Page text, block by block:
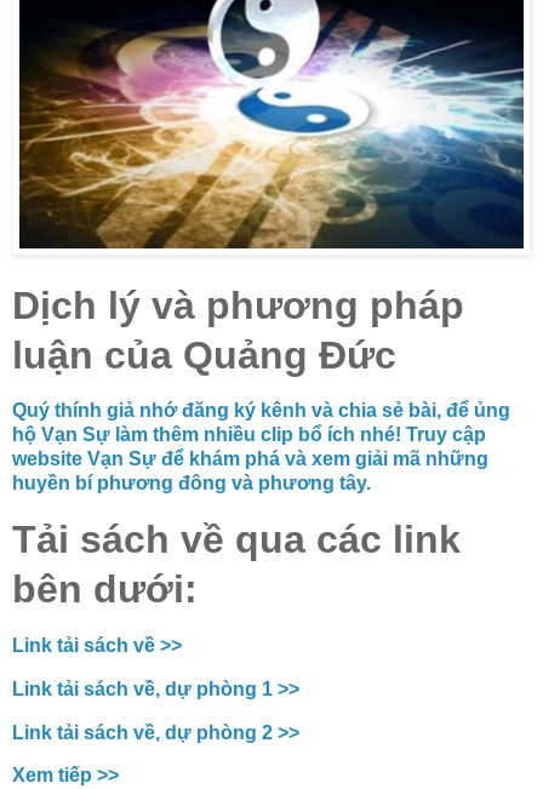
Dịch lý và phương pháp
luận của Quảng Đức
Quý thính giả nhớ đăng ký kênh và chia sẻ bài, để ủng
hộ Vạn Sự làm thêm nhiều clip bổ ích nhé! Truy cập
website Vạn Sự để khám phá và xem giải mã những
huyền bí phương đông và phương tây.
Tải sách về qua các link
bên dưới:
Link tải sách về >>
Link tải sách về, dự phòng 1 >>
Link tải sách về, dự phòng 2 >>
Xem tiếp >>